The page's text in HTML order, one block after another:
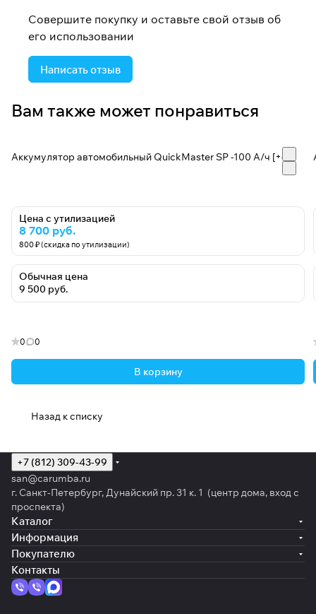
Совершите покупку и оставьте свой отзыв об
его использовании
Написать отзыв
Вам также может понравиться
Аккумулятор автомобильный QuickMaster SP -100 A/ч [+-]
Цена с утилизацией
8 700 руб.
800 ₽ (скидка по утилизации)
Обычная цена
9 500 руб.
0 0
В корзину
Назад к списку
+7 (812) 309-43-99
san@carumba.ru
г. Санкт-Петербург, Дунайский пр. 31 к. 1 (центр дома, вход с
проспекта)
Каталог
Информация
Покупателю
Контакты